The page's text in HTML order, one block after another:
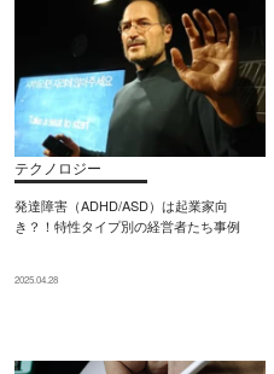
テクノロジー
発達障害（ADHD/ASD）は起業家向
き？！特性タイプ別の経営者たち事例
2025.04.28